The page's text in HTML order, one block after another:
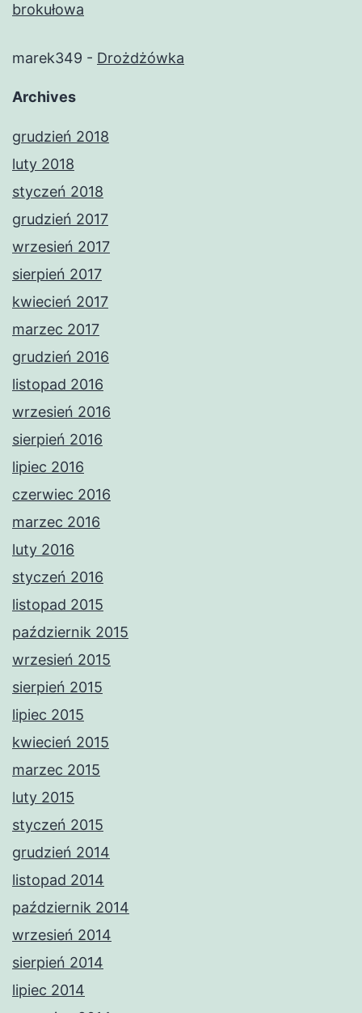
brokułowa
marek349 - Drożdżówka
Archives
grudzień 2018
luty 2018
styczeń 2018
grudzień 2017
wrzesień 2017
sierpień 2017
kwiecień 2017
marzec 2017
grudzień 2016
listopad 2016
wrzesień 2016
sierpień 2016
lipiec 2016
czerwiec 2016
marzec 2016
luty 2016
styczeń 2016
listopad 2015
październik 2015
wrzesień 2015
sierpień 2015
lipiec 2015
kwiecień 2015
marzec 2015
luty 2015
styczeń 2015
grudzień 2014
listopad 2014
październik 2014
wrzesień 2014
sierpień 2014
lipiec 2014